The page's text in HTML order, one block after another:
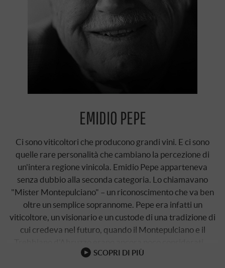
EMIDIO PEPE
Ci sono viticoltori che producono grandi vini. E ci sono
quelle rare personalità che cambiano la percezione di
un'intera regione vinicola. Emidio Pepe apparteneva
senza dubbio alla seconda categoria. Lo chiamavano
"Mister Montepulciano" – un riconoscimento che va ben
oltre un semplice soprannome. Pepe era infatti un
viticoltore, un visionario e un custode di una tradizione di
cui credeva nel futuro, quando il Montepulciano e il
SCOPRI DI PIÙ